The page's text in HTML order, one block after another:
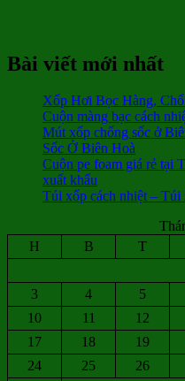
Bài viết mới nhất
Xốp Hơi Bọc Hàng,
Cuộn màng bạc cách
Mút xốp chống sốc ở
Sốc Ở Biên Hoà
Cuộn pe foam giá rẻ tại
xuất khẩu
Túi xốp cách nhiệt –
H
B T
3
4 5
10
11 12
17
18 19
24
25 26